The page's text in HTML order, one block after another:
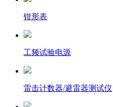
钳形表
工频试验电源
雷击计数器/避雷器测试仪